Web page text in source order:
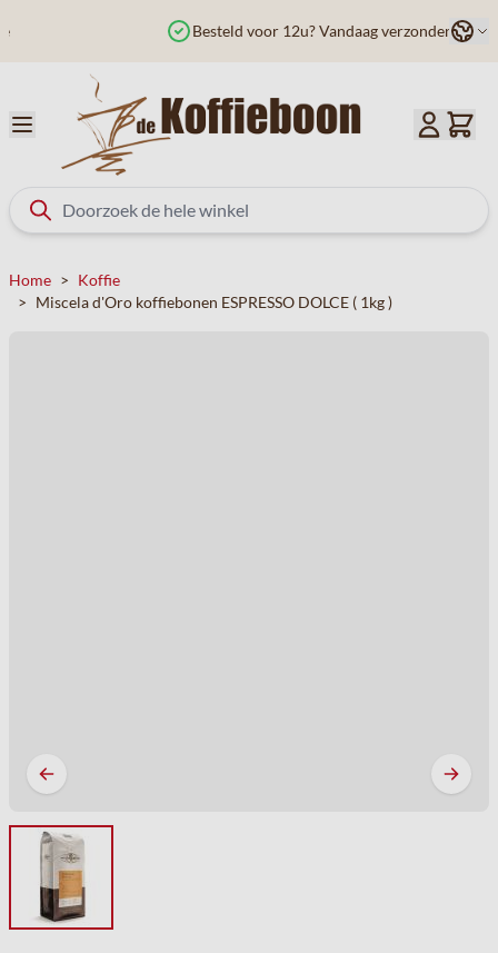
Besteld voor 12u? Vandaag verzonden Taal
Home > Koffie
> Miscela d'Oro koffiebonen ESPRESSO DOLCE ( 1kg )